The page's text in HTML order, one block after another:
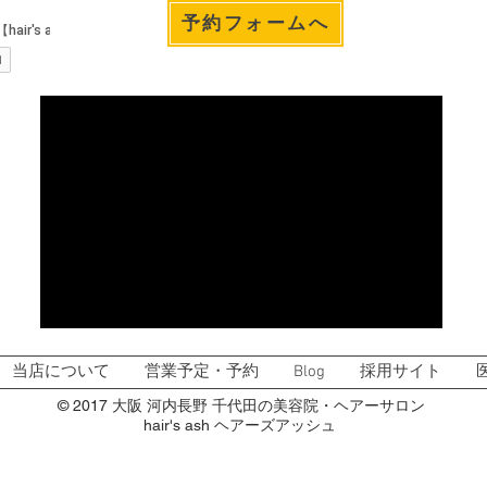
予約フォームへ
当店について 営業予定・予約 Blog 採用サイト
© 2017 大阪 河内長野 千代田の美容院・ヘアーサロン
hair's ash ヘアーズアッシュ